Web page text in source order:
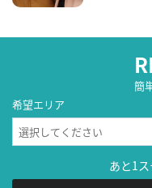
簡
希望エリア
あと1